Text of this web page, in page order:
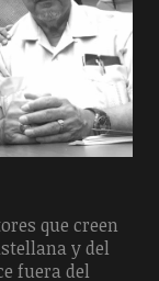
que creen
y del
fuera del